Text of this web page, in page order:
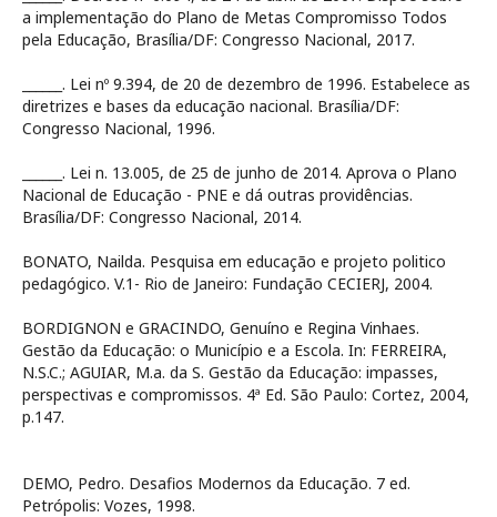
a implementação do Plano de Metas Compromisso Todos
pela Educação, Brasília/DF: Congresso Nacional, 2017.
______. Lei nº 9.394, de 20 de dezembro de 1996. Estabelece as
diretrizes e bases da educação nacional. Brasília/DF:
Congresso Nacional, 1996.
______. Lei n. 13.005, de 25 de junho de 2014. Aprova o Plano
Nacional de Educação - PNE e dá outras providências.
Brasília/DF: Congresso Nacional, 2014.
BONATO, Nailda. Pesquisa em educação e projeto politico
pedagógico. V.1- Rio de Janeiro: Fundação CECIERJ, 2004.
BORDIGNON e GRACINDO, Genuíno e Regina Vinhaes.
Gestão da Educação: o Município e a Escola. In: FERREIRA,
N.S.C.; AGUIAR, M.a. da S. Gestão da Educação: impasses,
perspectivas e compromissos. 4ª Ed. São Paulo: Cortez, 2004,
p.147.
DEMO, Pedro. Desafios Modernos da Educação. 7 ed.
Petrópolis: Vozes, 1998.